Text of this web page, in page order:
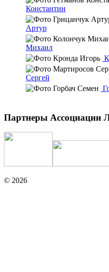
Константин
Артур
Михаил
Сергей
Партнеры Ассоциации
© 2026